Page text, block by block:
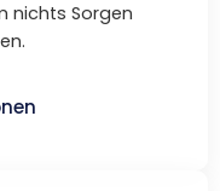
nichts Sorgen